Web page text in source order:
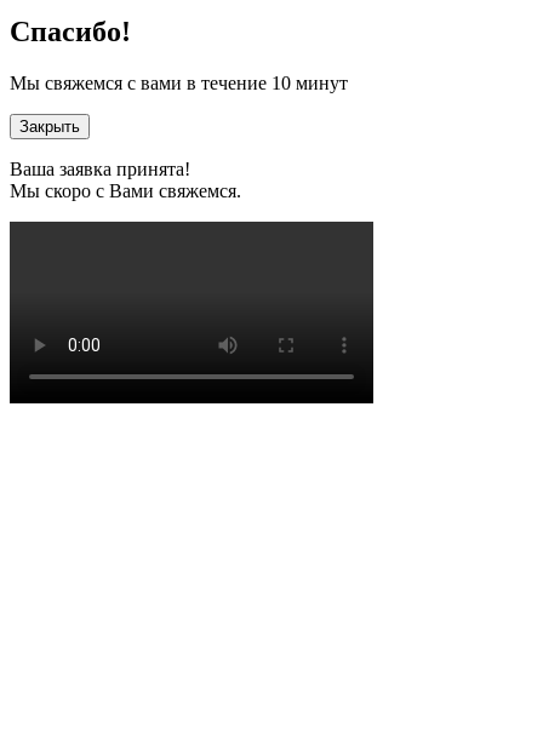
Спасибо!
Мы свяжемся с вами в течение 10 минут
Закрыть
Ваша заявка принята!
Мы скоро с Вами свяжемся.